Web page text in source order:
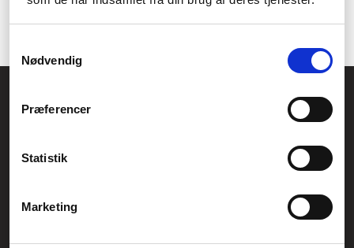
Nødvendig
Præferencer
Statistik
Marketing
CVR.: 26208637
Generelle henvendelser:
Service- og reklamationsafdelingen: